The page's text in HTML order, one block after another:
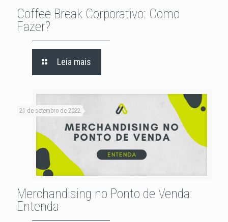
Coffee Break Corporativo: Como
Fazer?
Leia mais
21 de setembro de 2022
Merchandising no Ponto de Venda:
Entenda